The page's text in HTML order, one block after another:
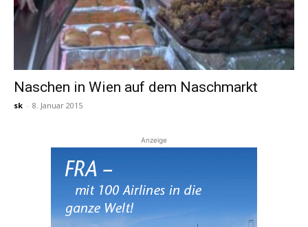
Naschen in Wien auf dem Naschmarkt
sk - 8. Januar 2015
Anzeige